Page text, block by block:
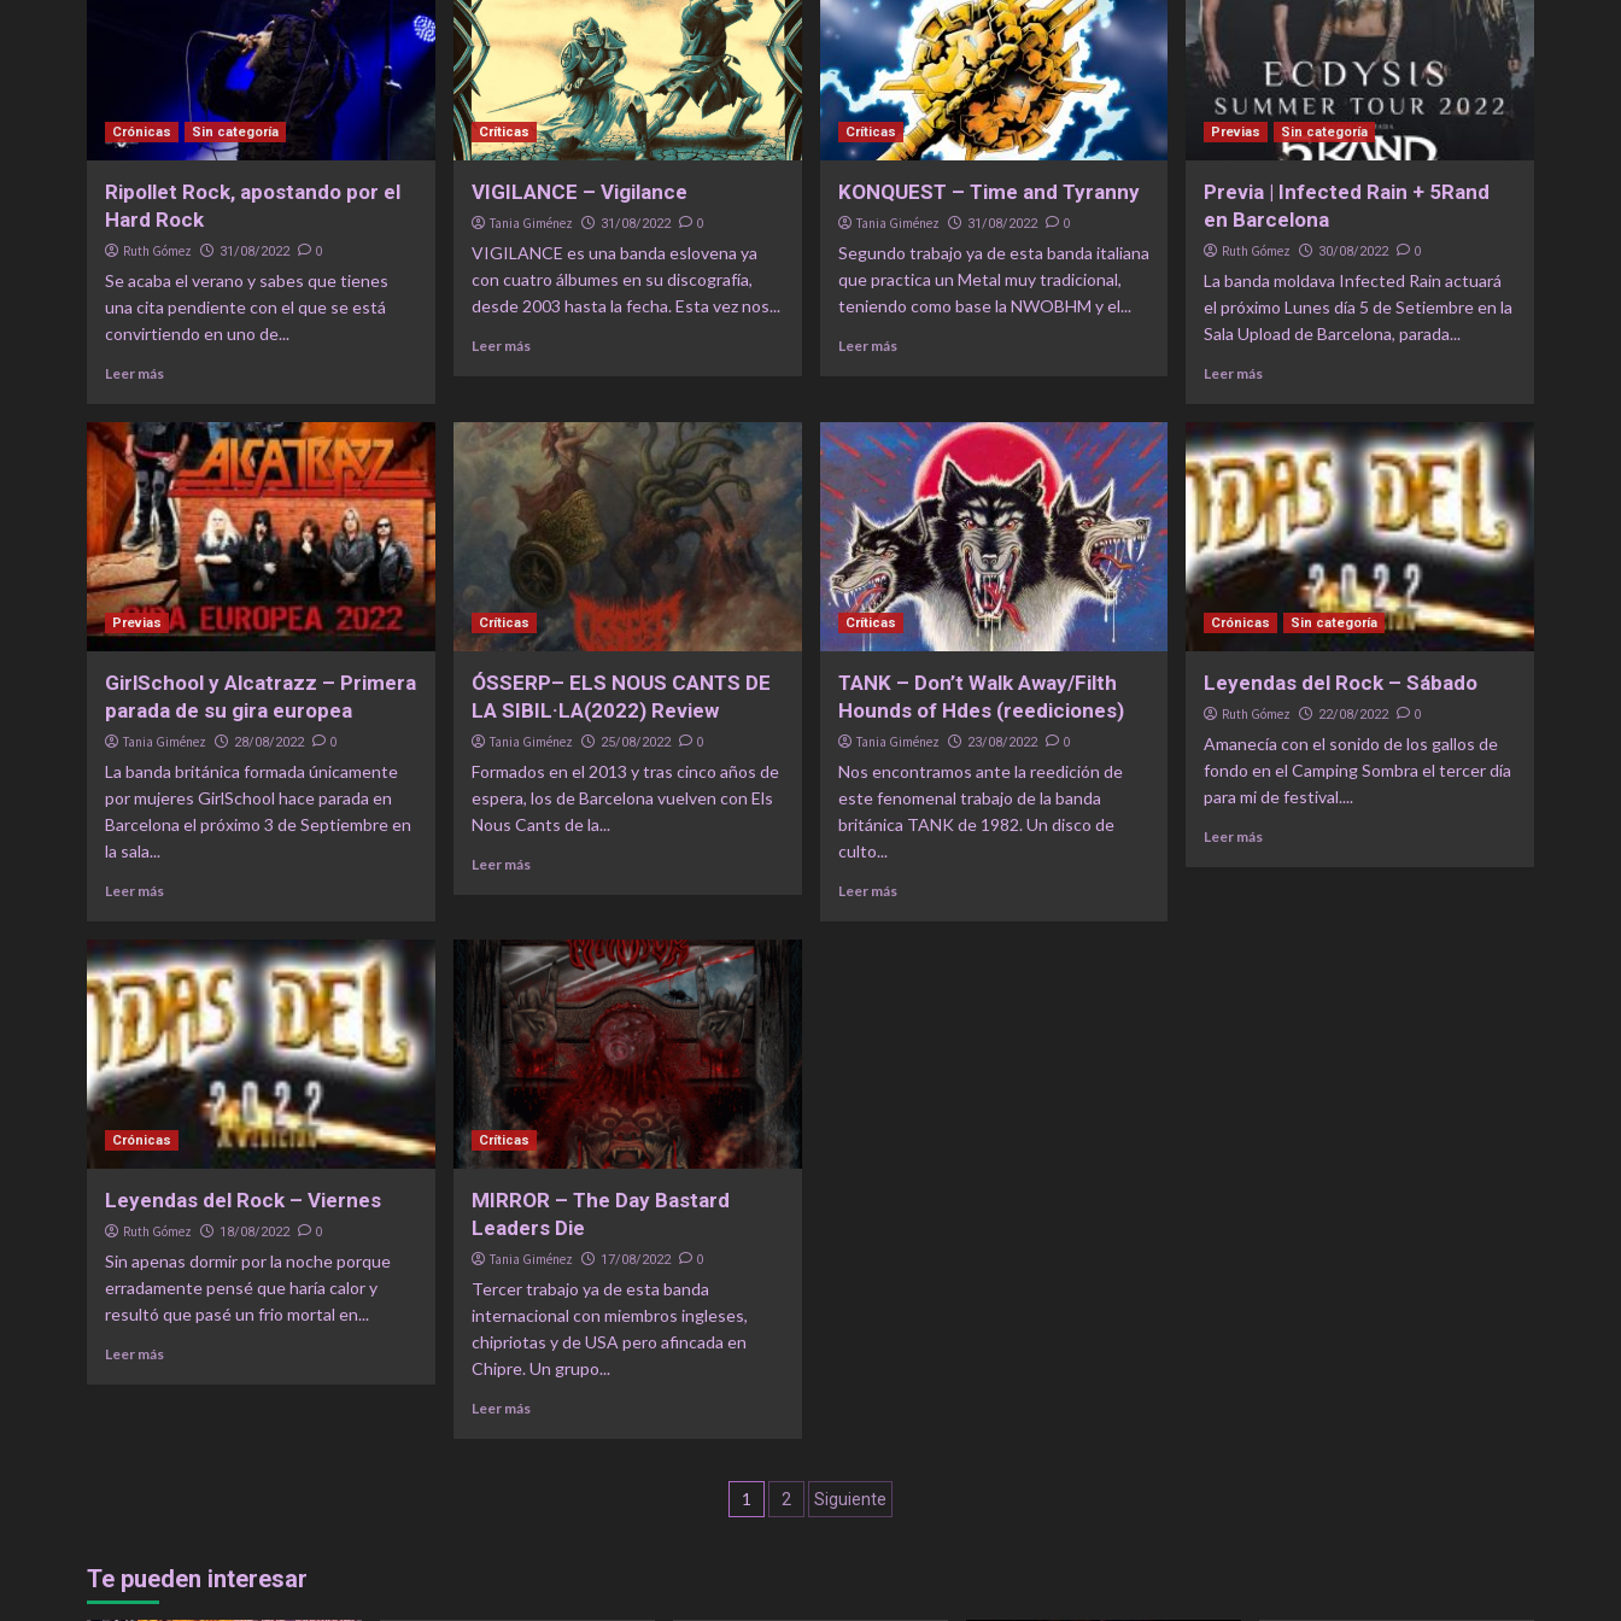
Crónicas Sin categoría
Ripollet Rock, apostando por el
Hard Rock
Ruth Gómez 31/08/2022 0
Se acaba el verano y sabes que tienes
una cita pendiente con el que se está
convirtiendo en uno de...
Leer más
Críticas
VIGILANCE – Vigilance
Tania Giménez 31/08/2022 0
VIGILANCE es una banda eslovena ya
con cuatro álbumes en su discografía,
desde 2003 hasta la fecha. Esta vez nos...
Leer más
Críticas
KONQUEST – Time and Tyranny
Tania Giménez 31/08/2022 0
Segundo trabajo ya de esta banda italiana
que practica un Metal muy tradicional,
teniendo como base la NWOBHM y el...
Leer más
Previas Sin categoría
Previa | Infected Rain + 5Rand
en Barcelona
Ruth Gómez 30/08/2022 0
La banda moldava Infected Rain actuará
el próximo Lunes día 5 de Setiembre en la
Sala Upload de Barcelona, parada...
Leer más
Previas
GirlSchool y Alcatrazz – Primera
parada de su gira europea
Tania Giménez 28/08/2022 0
La banda británica formada únicamente
por mujeres GirlSchool hace parada en
Barcelona el próximo 3 de Septiembre en
la sala...
Leer más
Críticas
ÓSSERP– ELS NOUS CANTS DE
LA SIBIL·LA(2022) Review
Tania Giménez 25/08/2022 0
Formados en el 2013 y tras cinco años de
espera, los de Barcelona vuelven con Els
Nous Cants de la...
Leer más
Críticas
TANK – Don’t Walk Away/Filth
Hounds of Hdes (reediciones)
Tania Giménez 23/08/2022 0
Nos encontramos ante la reedición de
este fenomenal trabajo de la banda
británica TANK de 1982. Un disco de
culto...
Leer más
Crónicas Sin categoría
Leyendas del Rock – Sábado
Ruth Gómez 22/08/2022 0
Amanecía con el sonido de los gallos de
fondo en el Camping Sombra el tercer día
para mi de festival....
Leer más
Crónicas
Leyendas del Rock – Viernes
Ruth Gómez 18/08/2022 0
Sin apenas dormir por la noche porque
erradamente pensé que haría calor y
resultó que pasé un frio mortal en...
Leer más
Críticas
MIRROR – The Day Bastard
Leaders Die
Tania Giménez 17/08/2022 0
Tercer trabajo ya de esta banda
internacional con miembros ingleses,
chipriotas y de USA pero afincada en
Chipre. Un grupo...
Leer más
Navegación
1 2 Siguiente
Te pueden interesar